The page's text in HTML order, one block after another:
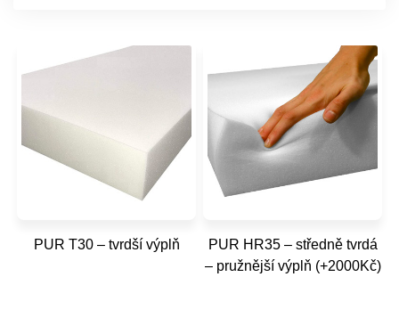
PUR T30 – tvrdší výplň
PUR HR35 – středně tvrdá
– pružnější výplň (+2000Kč)